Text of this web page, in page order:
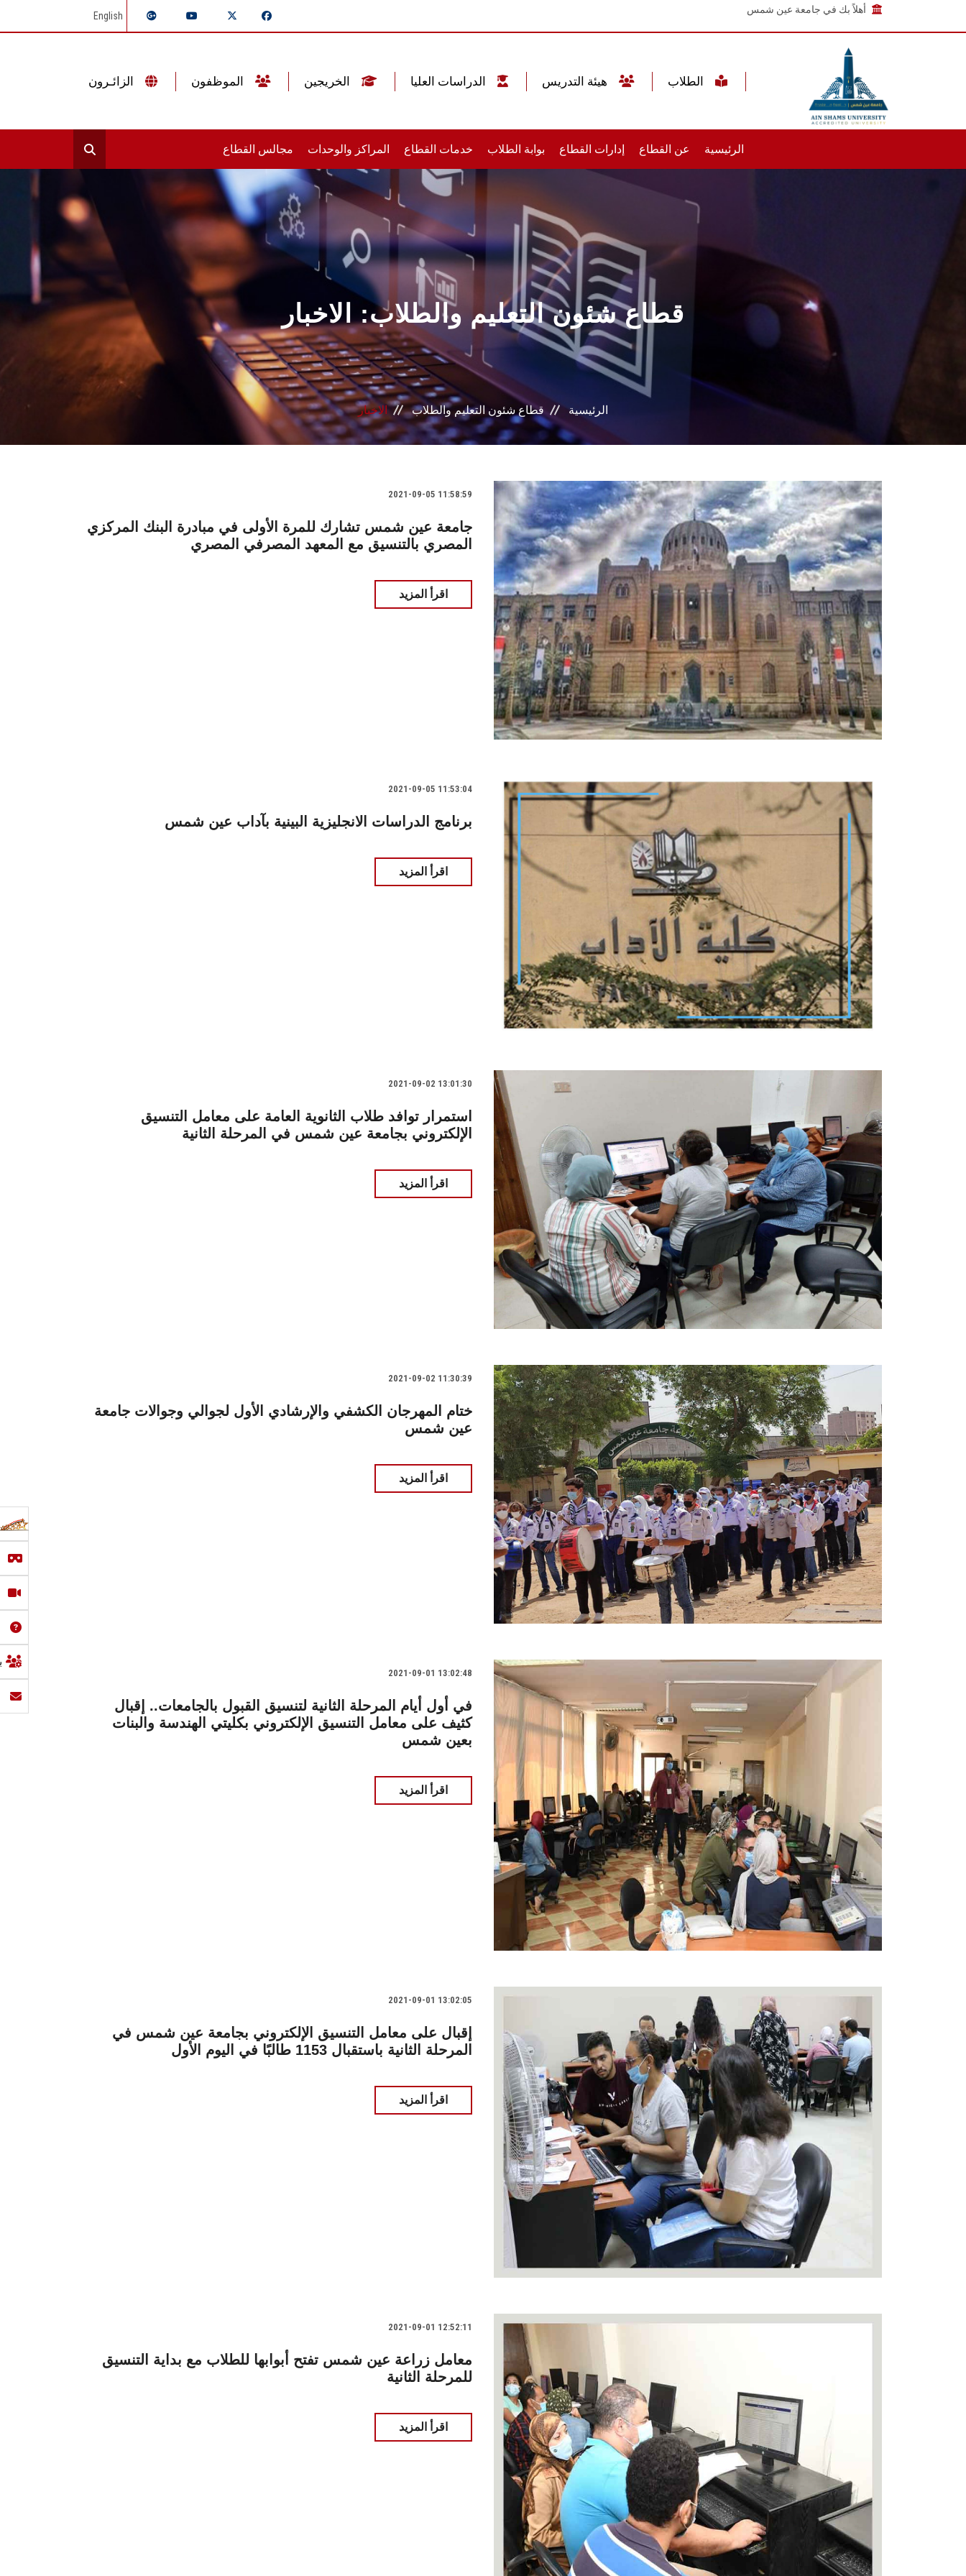
أهلاً بك في جامعة عين شمس
English
الرئيسية عن القطاع إدارات القطاع بوابة الطلاب خدمات القطاع المراكز والوحدات مجالس القطاع
قطاع شئون التعليم والطلاب: الاخبار
الرئيسية قطاع شئون التعليم والطلاب الاخبار
2021-09-05 11:58:59
جامعة عين شمس تشارك للمرة الأولى في مبادرة البنك المركزي
المصري بالتنسيق مع المعهد المصرفي المصري
اقرأ المزيد
2021-09-05 11:53:04
برنامج الدراسات الانجليزية البينية بآداب عين شمس
اقرأ المزيد
2021-09-02 13:01:30
استمرار توافد طلاب الثانوية العامة على معامل التنسيق
الإلكتروني بجامعة عين شمس في المرحلة الثانية
اقرأ المزيد
2021-09-02 11:30:39
ختام المهرجان الكشفي والإرشادي الأول لجوالي وجوالات جامعة
عين شمس
اقرأ المزيد
2021-09-01 13:02:48
في أول أيام المرحلة الثانية لتنسيق القبول بالجامعات.. إقبال
كثيف على معامل التنسيق الإلكتروني بكليتي الهندسة والبنات
بعين شمس
اقرأ المزيد
2021-09-01 13:02:05
إقبال على معامل التنسيق الإلكتروني بجامعة عين شمس في
المرحلة الثانية باستقبال 1153 طالبًا في اليوم الأول
اقرأ المزيد
2021-09-01 12:52:11
معامل زراعة عين شمس تفتح أبوابها للطلاب مع بداية التنسيق
للمرحلة الثانية
اقرأ المزيد